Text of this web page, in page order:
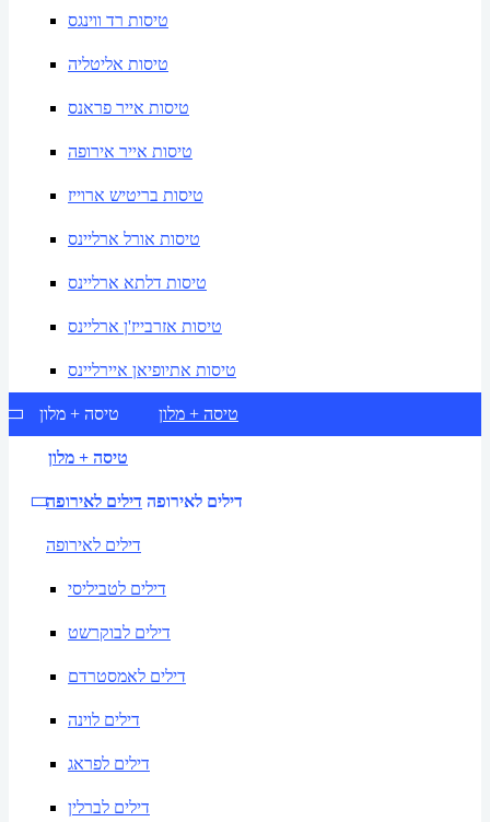
טיסות רד ווינגס
טיסות אליטליה
טיסות אייר פראנס
טיסות אייר אירופה
טיסות בריטיש ארוייז
טיסות אורל ארליינס
טיסות דלתא ארליינס
טיסות אזרבייז'ן ארליינס
טיסות אתיופיאן איירליינס
טיסה + מלון טיסה + מלון
טיסה + מלון
דילים לאירופה דילים לאירופה
דילים לאירופה
דילים לטביליסי
דילים לבוקרשט
דילים לאמסטרדם
דילים לוינה
דילים לפראג
דילים לברלין